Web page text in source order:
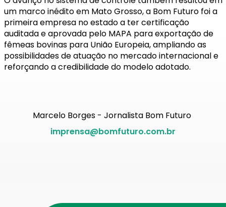
um marco inédito em Mato Grosso, a Bom Futuro foi a
primeira empresa no estado a ter certificação
auditada e aprovada pelo MAPA para exportação de
fêmeas bovinas para União Europeia, ampliando as
possibilidades de atuação no mercado internacional e
reforçando a credibilidade do modelo adotado.
Marcelo Borges - Jornalista Bom Futuro
imprensa@bomfuturo.com.br